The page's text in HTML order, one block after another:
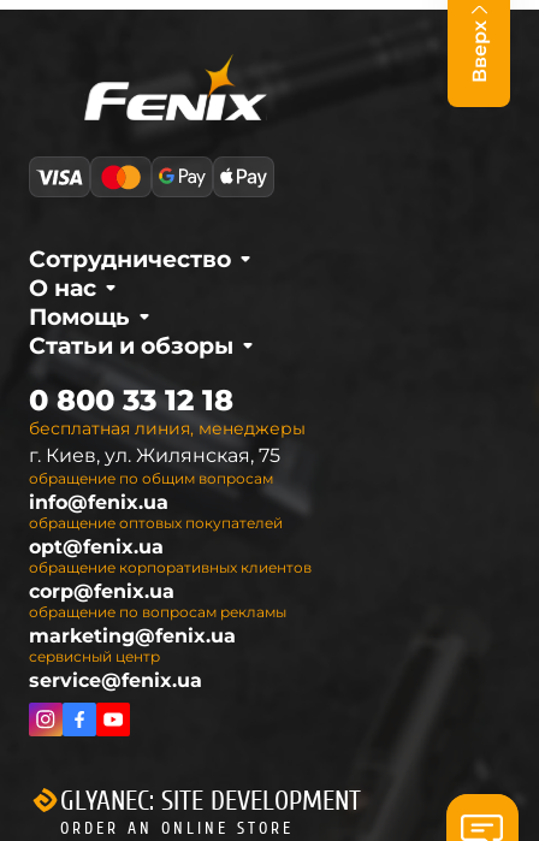
Вверх
О нас
Сотрудничество
Статьи и обзоры
Помощь
бесплатная линия, менеджеры
0 800 33 12 18
г. Киев, ул. Жилянская, 75
обращение по общим вопросам
info@fenix.ua
обращение оптовых покупателей
opt@fenix.ua
обращение корпоративных клиентов
corp@fenix.ua
обращение по вопросам рекламы
marketing@fenix.ua
сервисный центр
service@fenix.ua
GLYANEC: SITE DEVELOPMENT
ORDER AN ONLINE STORE